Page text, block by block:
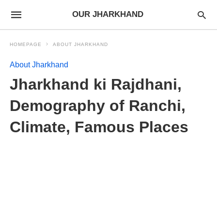
OUR JHARKHAND
HOMEPAGE ABOUT JHARKHAND
About Jharkhand
Jharkhand ki Rajdhani,
Demography of Ranchi,
Climate, Famous Places